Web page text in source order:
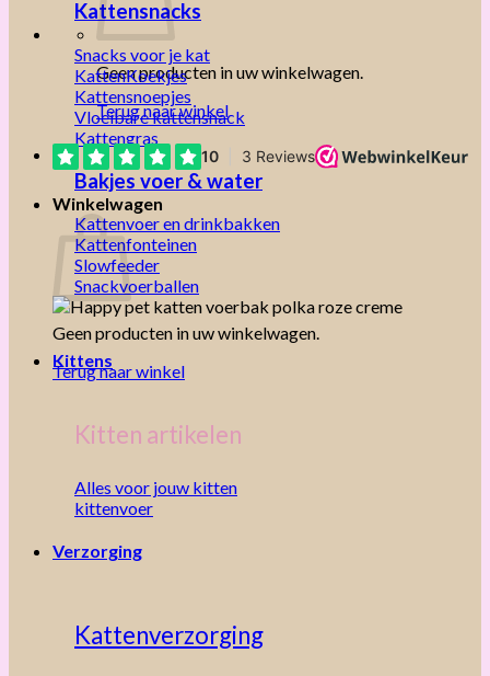
Geen producten in uw winkelwagen.
Terug naar winkel
Winkelwagen
Geen producten in uw winkelwagen.
Terug naar winkel
Kattensnacks
Snacks voor je kat
KattenKoekjes
Kattensnoepjes
Vloeibare kattensnack
Kattengras
Bakjes voer & water
Kattenvoer en drinkbakken
Kattenfonteinen
Slowfeeder
Snackvoerballen
Kittens
Kitten artikelen
Alles voor jouw kitten
kittenvoer
Verzorging
Kattenverzorging